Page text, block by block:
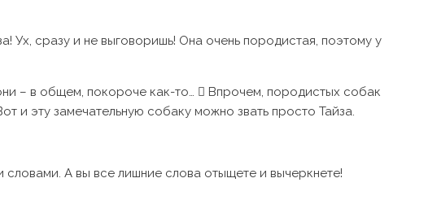
Ух, сразу и не выговоришь! Она очень породистая, поэтому у
– в общем, покороче как-то…  Впрочем, породистых собак
и эту замечательную собаку можно звать просто Тайза.
А вы все лишние слова отыщете и вычеркнете!